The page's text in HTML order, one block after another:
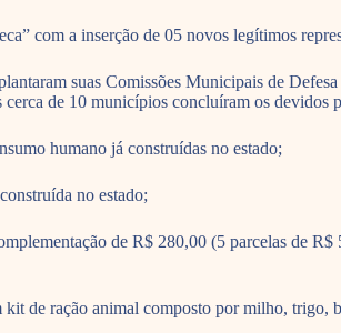
com a inserção de 05 novos legítimos
suas Comissões Municipais de
de 10 municípios concluíram os devidos
humano já construídas no estado;
no estado;
de R$ 280,00 (5 parcelas de
de ração animal composto por milho, trigo,